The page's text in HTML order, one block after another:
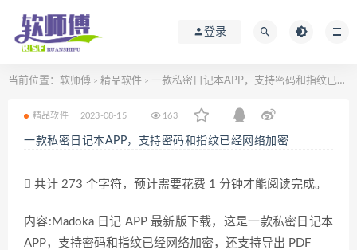
登录
当前位置： 软师傅 > 精品软件 > 一款私密日记本APP，支持密码和指纹已经网络加密
精品软件 2023-08-15 163
一款私密日记本APP，支持密码和指纹已经网络加密
共计 273 个字符，预计需要花费 1 分钟才能阅读完成。
内容:Madoka 日记 APP 最新版下载，这是一款私密日记本
APP，支持密码和指纹已经网络加密，还支持导出 PDF